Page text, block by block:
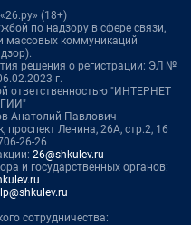
(18+)
по надзору в сфере связи,
массовых коммуникаций
решения о регистрации: ЭЛ №
г.
ответственностью "ИНТЕРНЕТ
Анатолий Павлович
проспект Ленина, 26А, стр.2, 16
26-26
26@shkulev.ru
и государственных органов:
сотрудничества: